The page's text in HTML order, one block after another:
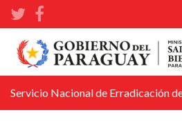
Search for:
Servicio Nacional de Erradicación